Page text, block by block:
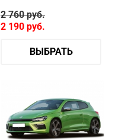
2 760руб.
2 190 руб.
ВЫБРАТЬ